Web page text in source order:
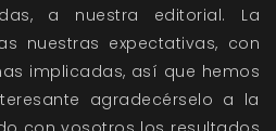
a nuestra editorial. La
nuestras expectativas, con
implicadas, así que hemos
agradecérselo a la